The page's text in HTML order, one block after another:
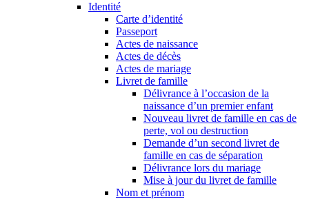
Identité
Carte d’identité
Passeport
Actes de naissance
Actes de décès
Actes de mariage
Livret de famille
Délivrance à l’occasion de la
naissance d’un premier enfant
Nouveau livret de famille en cas de
perte, vol ou destruction
Demande d’un second livret de
famille en cas de séparation
Délivrance lors du mariage
Mise à jour du livret de famille
Nom et prénom